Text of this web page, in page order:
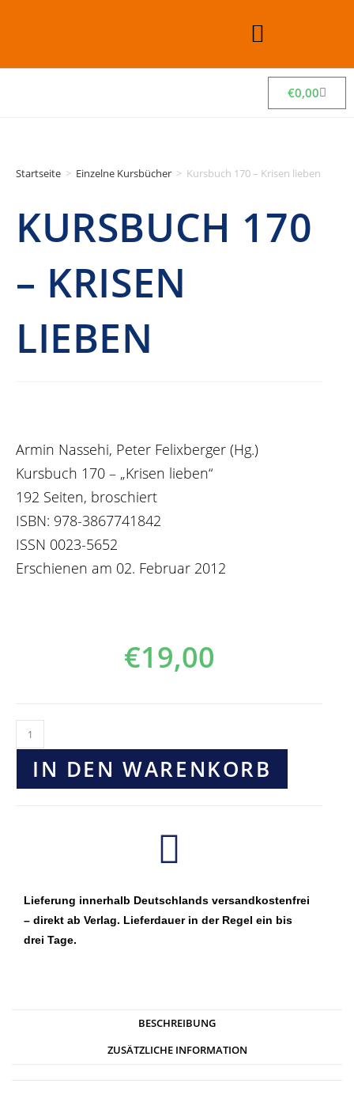
€0,00
Startseite > Einzelne Kursbücher > Kursbuch 170 – Krisen lieben
KURSBUCH 170
– KRISEN
LIEBEN
Armin Nassehi, Peter Felixberger (Hg.)
Kursbuch 170 – „Krisen lieben“
192 Seiten, broschiert
ISBN: 978-3867741842
ISSN 0023-5652
Erschienen am 02. Februar 2012
€19,00
IN DEN WARENKORB
Lieferung innerhalb Deutschlands versandkostenfrei
– direkt ab Verlag. Lieferdauer in der Regel ein bis
drei Tage.
BESCHREIBUNG
ZUSÄTZLICHE INFORMATION